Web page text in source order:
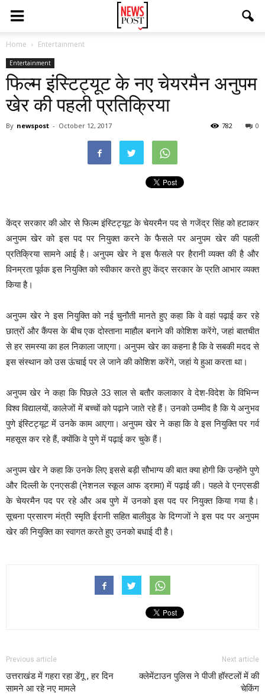
Home Entertainment
Entertainment
फिल्म इंस्टिट्यूट के नए चेयरमैन अनुपम
खेर की पहली प्रतिक्रिया
By newspost - October 12, 2017 0
782
केंद्र सरकार की ओर से फिल्म इंस्टिट्यूट के चेयरमैन पद से गजेंद्र सिंह को हटाकर
अनुपम खेर को इस पद पर नियुक्त करने के फैसले पर अनुपम खेर की पहली
प्रतिक्रिया सामने आई है। अनुपम खेर ने इस फैसले पर हैरानी व्यक्त की है और
विनम्रता पूर्वक इस नियुक्ति को स्वीकार करते हुए केंद्र सरकार के प्रति आभार व्यक्त
किया है।
अनुपम खेर ने इस नियुक्ति को नई चुनौती मानते हुए कहा कि वे वहां पढ़ाई कर रहे
छात्रों और कैंपस के बीच एक दोस्ताना माहौल बनाने की कोशिश करेंगे, जहां बातचीत
से हर समस्या का हल निकाला जाएगा। अनुपम खेर का कहना है कि वे सबकी मदद से
इस संस्थान को उस ऊंचाई पर ले जाने की कोशिश करेंगे, जहां ये हुआ करता था।
अनुपम खेर ने कहा कि पिछले 33 साल से बतौर कलाकार वे दे‍श-विदेश के विभिन्न
विश्व विद्यालयों, कालेजों में बच्चों को पढ़ाने जाते रहे हैं। उनको उम्मीद है कि ये अनुभव
पुणे इंस्टिट्यूट में उनके काम आएगा। अनुपम खेर ने कहा कि वे इस नियुक्ति पर गर्व
महसूस कर रहे हैं, क्योंकि वे पुणे में पढ़ाई कर चुके हैं।
अनुपम खेर ने कहा कि उनके लिए इससे बड़ी सौभाग्य की बात क्या होगी कि उन्होंने पुणे
और दिल्ली के एनएसडी (नेशनल स्कूल आफ ड्रामा) में पढ़ाई की। पहले वे एनएसडी
के चेयरमैन पद पर रहे और अब पुणे में उनको इस पद पर नियुक्त किया गया है।
सूचना प्रसारण मंत्री स्मृति ईरानी सहित बालीवुड के दिग्गजों ने इस पद पर अनुपम
खेर की नियुक्ति का स्वागत करते हुए उनको बधाई दी है।
Previous article
उत्तराखंड में गहरा रहा डेंगू , हर दिन
सामने आ रहे नए मामले
Next article
क्लेमेंटाउन पुलिस ने पीजी हॉस्टलों में की
चेकिंग